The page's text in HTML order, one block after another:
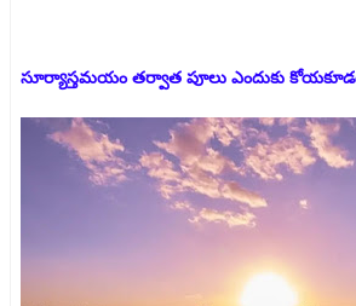
సూర్యాస్తమయం తర్వాత పూలు ఎందుకు